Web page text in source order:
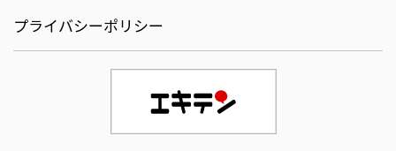
プライバシーポリシー